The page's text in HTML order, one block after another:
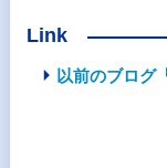
Link
以前のブログ